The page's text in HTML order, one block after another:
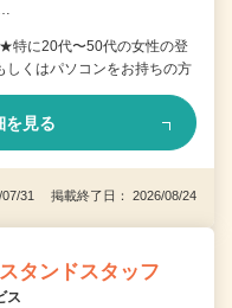
特に20代〜50代の女性の登
くはパソコンをお持ちの方
を見る
07/31 掲載終了日： 2026/08/24
タンドスタッフ
ス